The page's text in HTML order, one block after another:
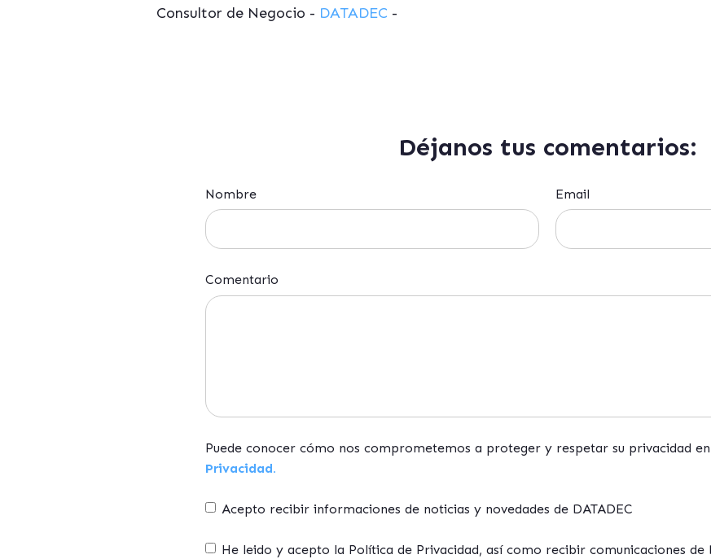
Consultor de Negocio - DATADEC -
Déjanos tus comentarios:
Nombre Email
Comentario
Puede conocer cómo nos comprometemos a proteger y respetar su privacidad
Privacidad.
Acepto recibir informaciones de noticias y novedades de DATADEC
He leido y acepto la Política de Privacidad, así como recibir comunicaciones de